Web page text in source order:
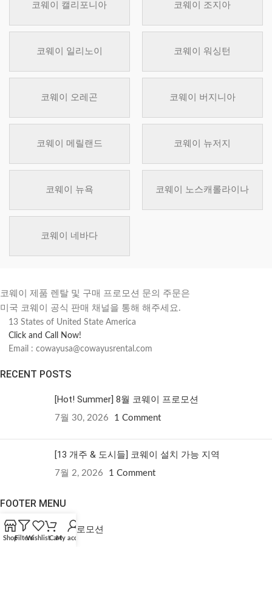
코웨이 캘리포니아 코웨이 조지아
코웨이 일리노이 코웨이 워싱턴
코웨이 오레곤 코웨이 버지니아
코웨이 메릴랜드 코웨이 뉴저지
코웨이 뉴욕 코웨이 노스캐롤라이나
코웨이 네바다
코웨이 제품 렌탈 및 구매 프로모션 문의 주문은
미국 코웨이 공식 판매 채널을 통해 해주세요.
13 States of United State America
Click and Call Now!
Email : cowayusa@cowayusrental.com
RECENT POSTS
[Hot! Summer] 8월 코웨이 프로모션
7월 30, 2026 1 Comment
[13 개주 & 도시들] 코웨이 설치 가능 지역
7월 2, 2026 1 Comment
FOOTER MENU
7월 미국 코웨이 프로모션
코웨이 제품 비교
ShopFiltersWishlistCartMy account